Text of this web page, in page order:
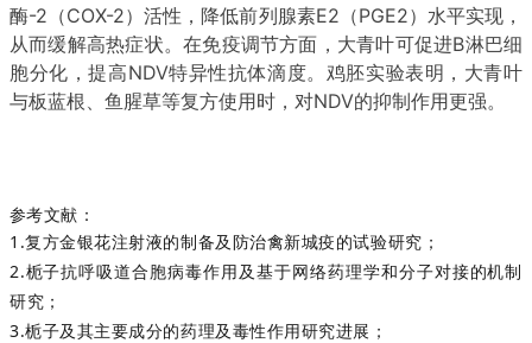
酶-2（COX-2）活性，降低前列腺素E2（PGE2）水平实现，
从而缓解高热症状。在免疫调节方面，大青叶可促进B淋巴细
胞分化，提高NDV特异性抗体滴度。鸡胚实验表明，大青叶
与板蓝根、鱼腥草等复方使用时，对NDV的抑制作用更强。
参考文献：
1.复方金银花注射液的制备及防治禽新城疫的试验研究；
2.栀子抗呼吸道合胞病毒作用及基于网络药理学和分子对接的机制
研究；
3.栀子及其主要成分的药理及毒性作用研究进展；